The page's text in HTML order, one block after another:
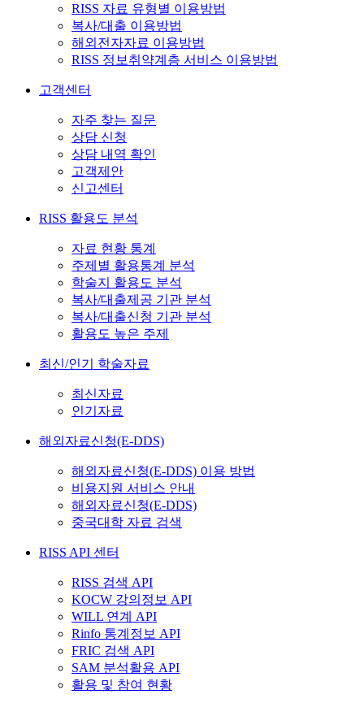
RISS 자료 유형별 이용방법
복사/대출 이용방법
해외전자자료 이용방법
RISS 정보취약계층 서비스 이용방법
고객센터
자주 찾는 질문
상담 신청
상담 내역 확인
고객제안
신고센터
RISS 활용도 분석
자료 현황 통계
주제별 활용통계 분석
학술지 활용도 분석
복사/대출제공 기관 분석
복사/대출신청 기관 분석
활용도 높은 주제
최신/인기 학술자료
최신자료
인기자료
해외자료신청(E-DDS)
해외자료신청(E-DDS) 이용 방법
비용지원 서비스 안내
해외자료신청(E-DDS)
중국대학 자료 검색
RISS API 센터
RISS 검색 API
KOCW 강의정보 API
WILL 연계 API
Rinfo 통계정보 API
FRIC 검색 API
SAM 분석활용 API
활용 및 참여 현황